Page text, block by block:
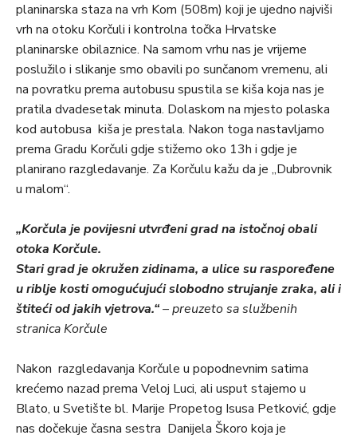
planinarska staza na vrh Kom (508m) koji je ujedno najviši
vrh na otoku Korčuli i kontrolna točka Hrvatske
planinarske obilaznice. Na samom vrhu nas je vrijeme
poslužilo i slikanje smo obavili po sunčanom vremenu, ali
na povratku prema autobusu spustila se kiša koja nas je
pratila dvadesetak minuta. Dolaskom na mjesto polaska
kod autobusa kiša je prestala. Nakon toga nastavljamo
prema Gradu Korčuli gdje stižemo oko 13h i gdje je
planirano razgledavanje. Za Korčulu kažu da je „Dubrovnik
u malom“.
„Korčula je povijesni utvrđeni grad na istočnoj obali
otoka Korčule.
Stari grad je okružen zidinama, a ulice su raspoređene
u riblje kosti omogućujući slobodno strujanje zraka, ali i
štiteći od jakih vjetrova.“– preuzeto sa službenih
stranica Korčule
Nakon razgledavanja Korčule u popodnevnim satima
krećemo nazad prema Veloj Luci, ali usput stajemo u
Blato, u Svetište bl. Marije Propetog Isusa Petković, gdje
nas dočekuje časna sestra Danijela Škoro koja je